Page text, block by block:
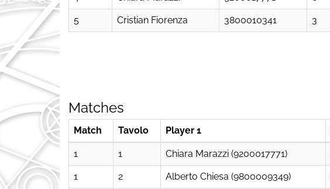
5 Cristian Fiorenza 3800010341 3
Matches
Match Tavolo Player 1
1 1 Chiara Marazzi (9200017771)
1 2 Alberto Chiesa (9800009349)